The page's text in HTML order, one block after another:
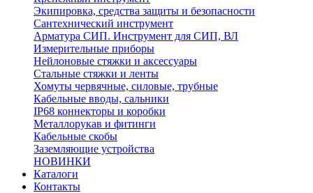
Экипировка, средства защиты и безопасности
Сантехнический инструмент
Арматура СИП. Инструмент для СИП, ВЛ
Измерительные приборы
Нейлоновые стяжки и аксессуары
Стальные стяжки и ленты
Хомуты червячные, силовые, трубные
Кабельные вводы, сальники
IP68 коннекторы и коробки
Металлорукав и фитинги
Кабельные скобы
Заземляющие устройства
НОВИНКИ
Каталоги
Контакты